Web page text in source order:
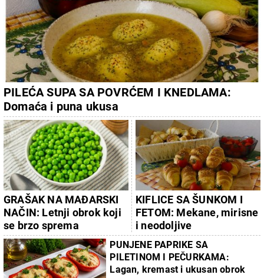
PILEĆA SUPA SA POVRĆEM I KNEDLAMA:
Domaća i puna ukusa
GRAŠAK NA MAĐARSKI
NAČIN: Letnji obrok koji
se brzo sprema
KIFLICE SA ŠUNKOM I
FETOM: Mekane, mirisne
i neodoljive
PUNJENE PAPRIKE SA
PILETINOM I PEČURKAMA:
Lagan, kremast i ukusan obrok